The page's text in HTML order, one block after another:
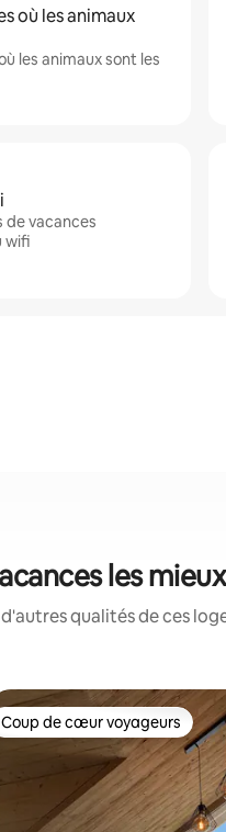
où les animaux
les animaux sont les
de vacances
wifi
les
qualités de ces
Coup de cœur voyageurs
Coup de cœur voyageurs